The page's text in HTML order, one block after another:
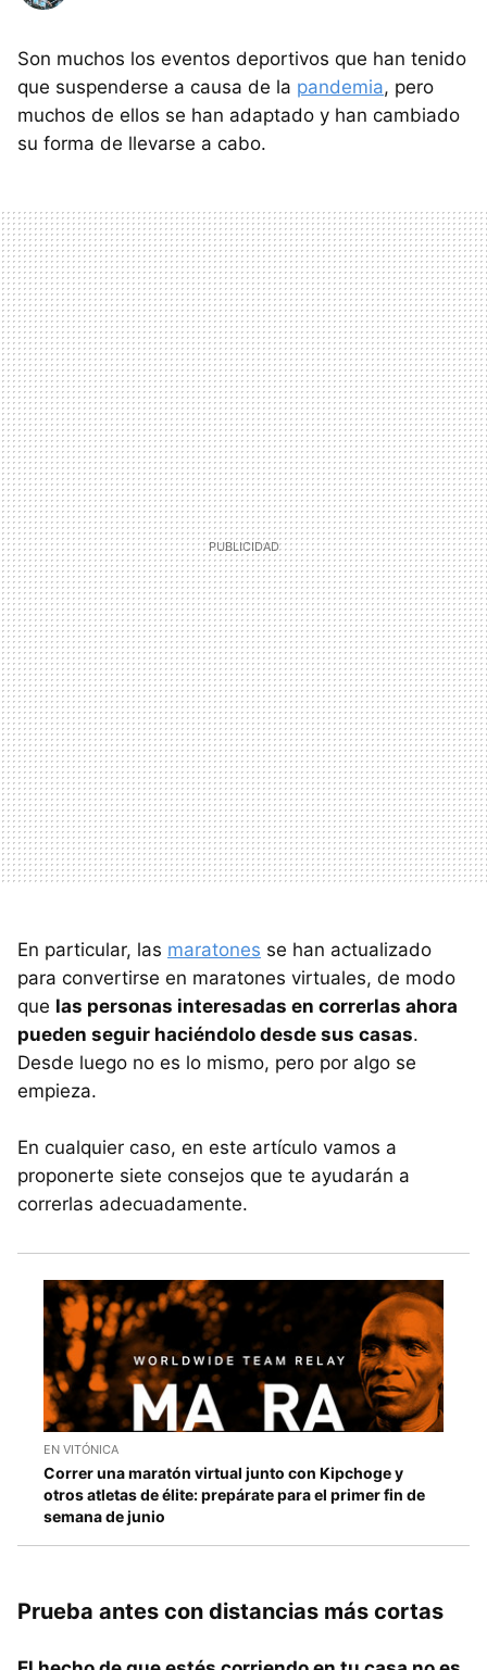
Son muchos los eventos deportivos que han tenido
que suspenderse a causa de la pandemia, pero
muchos de ellos se han adaptado y han cambiado
su forma de llevarse a cabo.
En particular, las maratones se han actualizado
para convertirse en maratones virtuales, de modo
que las personas interesadas en correrlas ahora
pueden seguir haciéndolo desde sus casas.
Desde luego no es lo mismo, pero por algo se
empieza.
En cualquier caso, en este artículo vamos a
proponerte siete consejos que te ayudarán a
correrlas adecuadamente.
EN VITÓNICA
Correr una maratón virtual junto con Kipchoge y
otros atletas de élite: prepárate para el primer fin de
semana de junio
Prueba antes con distancias más cortas